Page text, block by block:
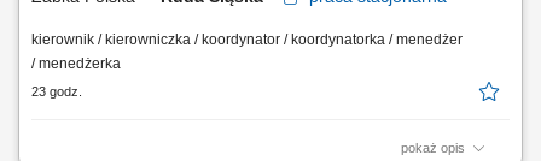
kierownik / kierowniczka / koordynator / koordynatorka / menedżer
/ menedżerka
23 godz.
pokaż opis